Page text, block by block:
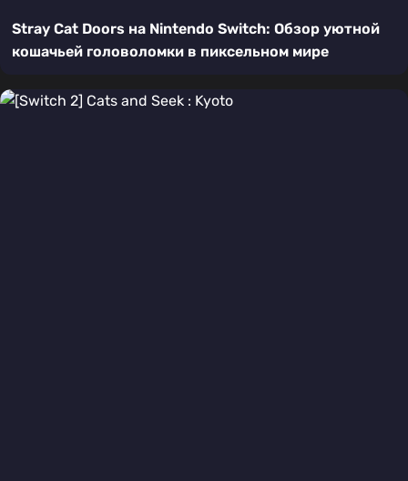
Stray Cat Doors на Nintendo Switch: Обзор уютной
кошачьей головоломки в пиксельном мире